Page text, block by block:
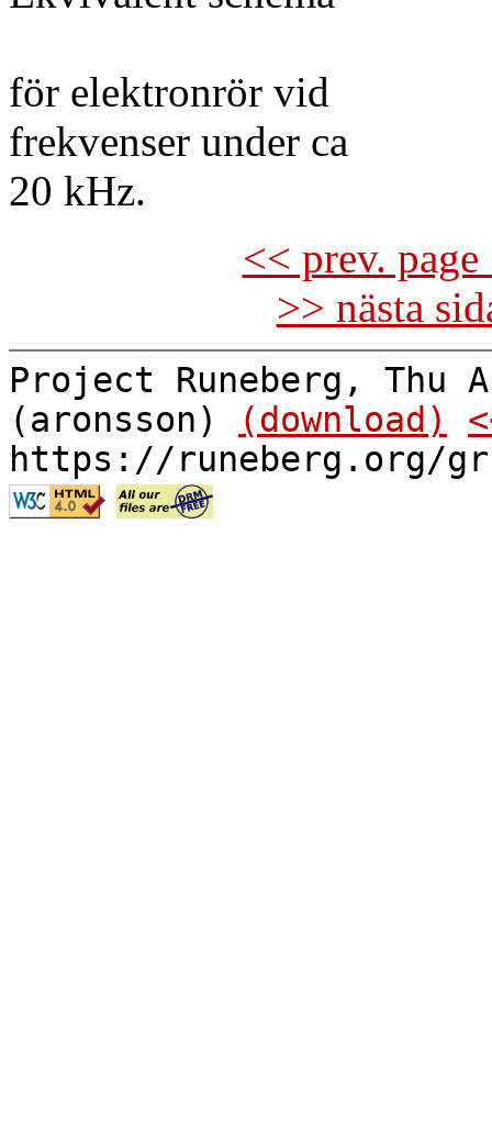
för elektronrör vid
frekvenser under ca
20 kHz.
<< prev.
>> nästa
Project Runeberg, Thu
(aronsson)
(download)
https://runeberg.org/